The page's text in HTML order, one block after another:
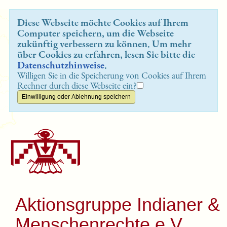
Diese Webseite möchte Cookies auf Ihrem
Computer speichern, um die Webseite
zukünftig verbessern zu können. Um mehr
über Cookies zu erfahren, lesen Sie bitte die
Datenschutzhinweise.
Willigen Sie in die Speicherung von Cookies auf Ihrem
Rechner durch diese Webseite ein?
Aktionsgruppe Indianer &